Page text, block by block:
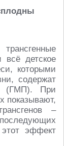
всё детское
которыми
содержат
(ГМП). При
показывают,
–
эффект